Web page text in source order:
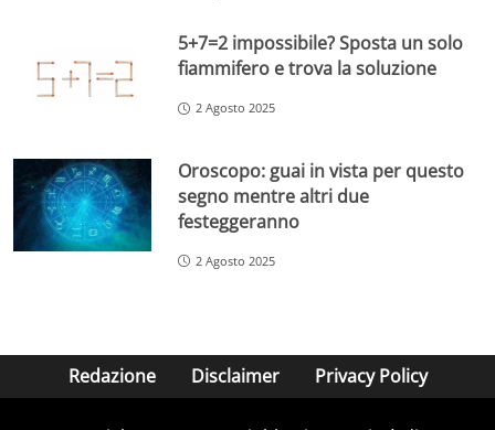
5+7=2 impossibile? Sposta un solo
fiammifero e trova la soluzione
2 Agosto 2025
Oroscopo: guai in vista per questo
segno mentre altri due
festeggeranno
2 Agosto 2025
Redazione Disclaimer Privacy Policy